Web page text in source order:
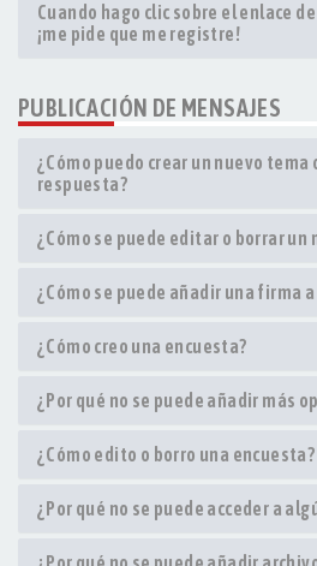
Cuando hago clic sobre el enlace
¡me pide que me registre!
PUBLICACIÓN DE MENSAJES
¿Cómo puedo crear un nuevo tema
respuesta?
¿Cómo se puede editar o borrar un
¿Cómo se puede añadir una firma
¿Cómo creo una encuesta?
¿Por qué no se puede añadir más
¿Cómo edito o borro una encuesta?
¿Por qué no se puede acceder a